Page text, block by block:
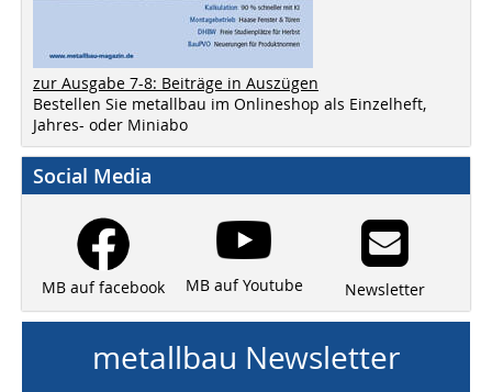
zur Ausgabe 7-8: Beiträge in Auszügen
Bestellen Sie metallbau im Onlineshop als Einzelheft,
Jahres- oder Miniabo
Social Media
MB auf facebook MB auf Youtube Newsletter
metallbau Newsletter